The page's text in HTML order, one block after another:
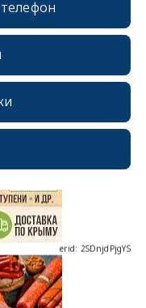
erid: 2SDnjcrDNw6